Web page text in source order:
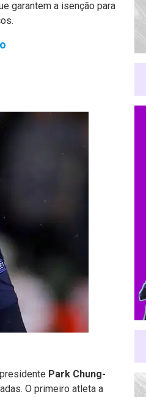
garantem a isenção para
Park Chung-
O primeiro atleta a